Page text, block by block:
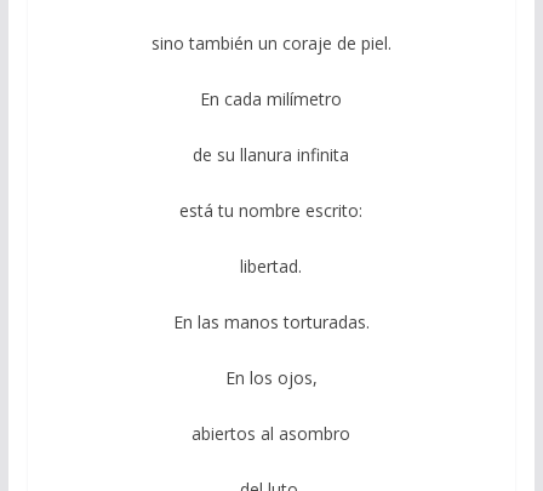
sino también un coraje de piel.
En cada milímetro
de su llanura infinita
está tu nombre escrito:
libertad.
En las manos torturadas.
En los ojos,
abiertos al asombro